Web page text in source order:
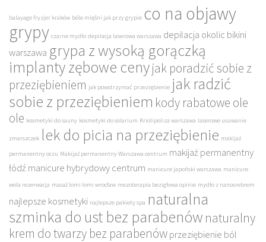
balayage fryzjer kraków bóle mięśni jak przy grypie co na objawy
grypy czarne mydło depilacja laserowa warszawa depilacja okolic bikini
warszawa grypa z wysoką gorączką
implanty zębowe cenyjak poradzić sobie z
przeziębieniem jak powstrzymać przeziębienie jak radzić
sobie z przeziębieniem kody rabatowe ole
ole kosmetyki do sauny kosmetyki do solarium Kriolipoliza warszawa laserowe usuwanie
zmarszczek lek do picia na przeziębienie makijaż
permanentny oczu Makijaż permanentny Warszawa centrum makijaż permanentny
łódź manicure hybrydowy centrum manicure japoński warszawa manicure
wola rezerwacja masaż lomi lomi wrocław mezoterapia bezigłowa opinie mydło z nanosrebrem
najlepsze kosmetyki najlepsze pakiety spa naturalna
szminka do ust bez parabenów naturalny
krem do twarzy bez parabenówprzeziębienie ból